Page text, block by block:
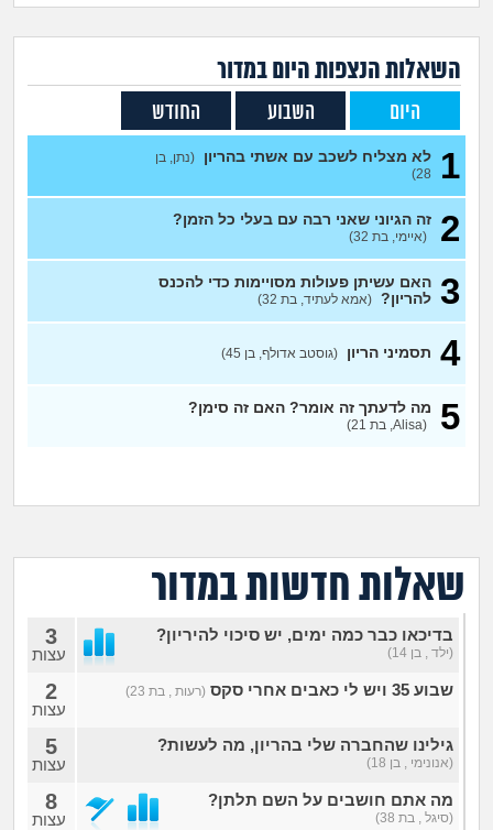
הורות ומשפחה
מתבגרים
מהבקו"ם... ועד מתי?!
לימודים וסטודנטים
מה שעובר עליי
שומרים על הגוף
יוקר המחיה
הרשמה השאלות הנצפות היוםבמדור
היום השבוע החודש
1 לא מצליח לשכב עם אשתי בהריון (נתן, בן
28)
2 זה הגיוני שאני רבה עם בעלי כל הזמן?
(איימי, בת 32)
3 האם עשיתן פעולות מסויימות כדי להכנס
להריון? (אמא לעתיד, בת 32)
4 תסמיני הריון (גוסטב אדולף, בן 45)
5 מה לדעתך זה אומר? האם זה סימן?
(Alisa, בת 21)
שאלות חדשות במדור
בדיכאו כבר כמה ימים, יש סיכוי להיריון?
(ילד , בן 14)
3
עצות
שבוע 35 ויש לי כאבים אחרי סקס (רעות , בת 23) 2
עצות
גילינו שהחברה שלי בהריון, מה לעשות?
(אנונימי , בן 18)
5
עצות
מה אתם חושבים על השם תלתן?
(סיגל , בת 38)
8
עצות